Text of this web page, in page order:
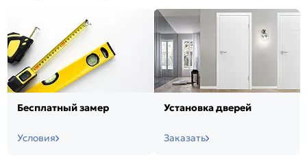
Бесплатный замер
Условия
Установка дверей
Заказать